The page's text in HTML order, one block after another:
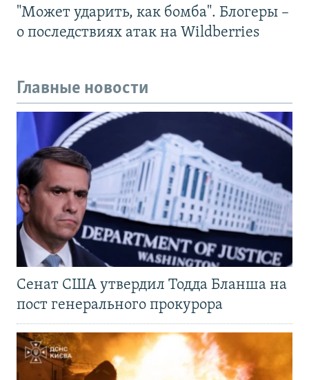
"Может ударить, как бомба". Блогеры –
о последствиях атак на Wildberries
Главные новости
Сенат США утвердил Тодда Бланша на
пост генерального прокурора